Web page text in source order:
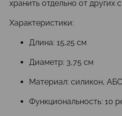
хранить отдельно от других
Характеристики:
Длина: 15,25 см
Диаметр: 3,75 см
Материал: силикон,
Функциональность: 10